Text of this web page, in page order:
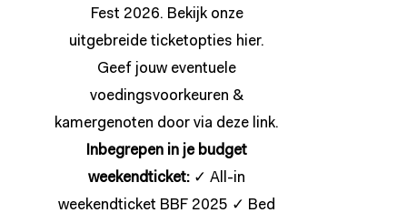
Fest 2026. Bekijk onze
uitgebreide ticketopties hier.
Geef jouw eventuele
voedingsvoorkeuren &
kamergenoten door via deze link.
Inbegrepen in je budget
weekendticket: ✓ All-in
weekendticket BBF 2025 ✓ Bed